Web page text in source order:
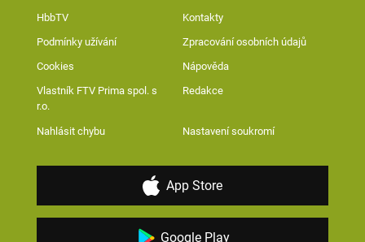
HbbTV Kontakty
Podmínky užívání Zpracování osobních údajů
Cookies Nápověda
Vlastník FTV Prima spol. s
r.o.
Redakce
Nahlásit chybu Nastavení soukromí
App Store
Google Play